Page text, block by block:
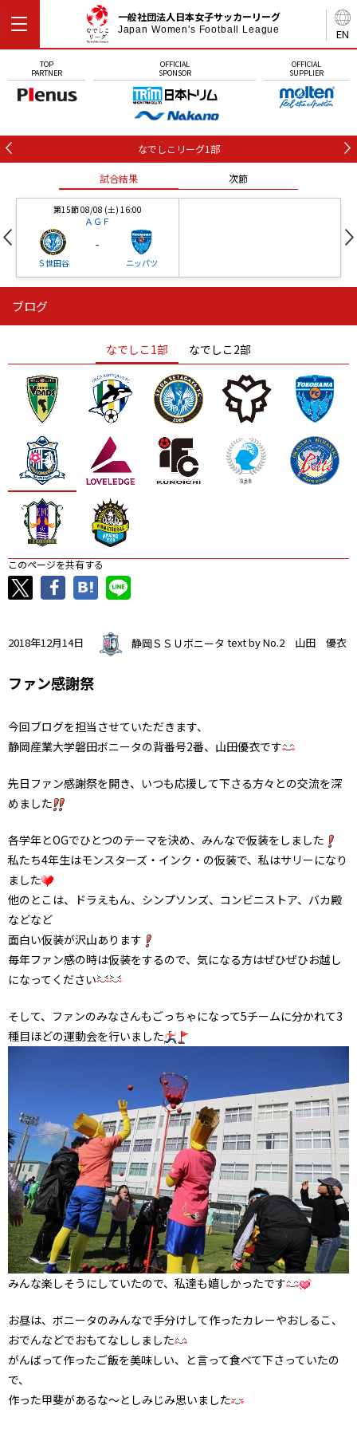
EN
一般社団法人日本女子サッカーリーグ
Japan Women's Football League
TOP
PARTNER
OFFICIAL
SPONSOR
OFFICIAL
SUPPLIER
なでしこリーグ1部
試合結果 次節
第15節 08/08 (土) 16:00
ＡＧＦ
Ｓ世田谷
-
ニッパツ
ニッパツ
ニッパツ 名古屋
石人の星
静岡 愛媛Ｌ
ブログ
なでしこ1部 なでしこ2部
このページを共有する
2018年12月14日 静岡ＳＳＵボニータ text by No.2 山田 優衣
ファン感謝祭
今回ブログを担当させていただきます、
静岡産業大学磐田ボニータの背番号2番、山田優衣です
先日ファン感謝祭を開き、いつも応援して下さる方々との交流を深
めました
各学年とOGでひとつのテーマを決め、みんなで仮装をしました
私たち4年生はモンスターズ・インク・の仮装で、私はサリーになり
ました
他のとこは、ドラえもん、シンプソンズ、コンビニストア、バカ殿
などなど
面白い仮装が沢山あります
毎年ファン感の時は仮装をするので、気になる方はぜひぜひお越し
になってください
そして、ファンのみなさんもごっちゃになって5チームに分かれて3
種目ほどの運動会を行いました
みんな楽しそうにしていたので、私達も嬉しかったです
お昼は、ボニータのみんなで手分けして作ったカレーやおしるこ、
おでんなどでおもてなししました
がんばって作ったご飯を美味しい、と言って食べて下さっていたの
で、
作った甲斐があるな〜としみじみ思いました